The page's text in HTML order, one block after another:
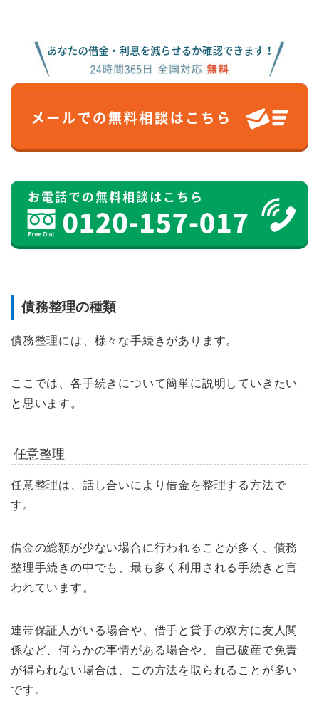
債務整理の種類
債務整理には、様々な手続きがあります。
ここでは、各手続きについて簡単に説明していきたい
と思います。
任意整理
任意整理は、話し合いにより借金を整理する方法で
す。
借金の総額が少ない場合に行われることが多く、債務
整理手続きの中でも、最も多く利用される手続きと言
われています。
連帯保証人がいる場合や、借手と貸手の双方に友人関
係など、何らかの事情がある場合や、自己破産で免責
が得られない場合は、この方法を取られることが多い
です。